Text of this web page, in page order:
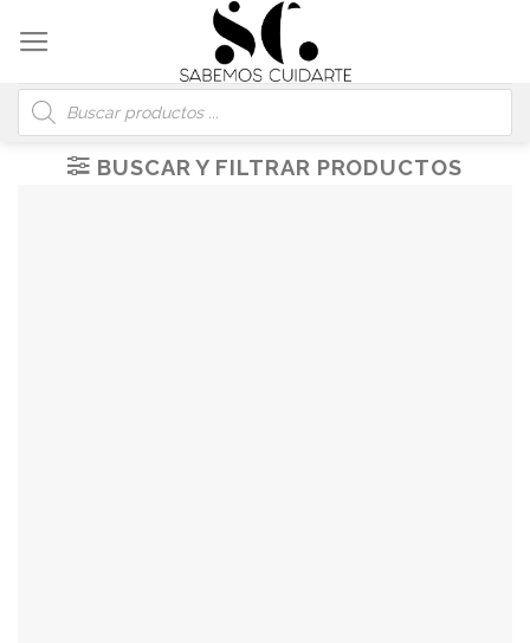
content
Búsqueda
de
productos
BUSCAR Y FILTRAR PRODUCTOS